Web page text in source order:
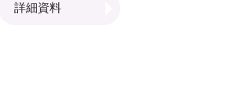
定時間內完成指定路線，以展示「低空經
詳細資料